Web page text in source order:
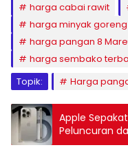
harga cabai rawit
harga minyak goreng
harga pangan 8
harga sembako
Topik:
Harga
Apple
Peluncuran
Indonesia